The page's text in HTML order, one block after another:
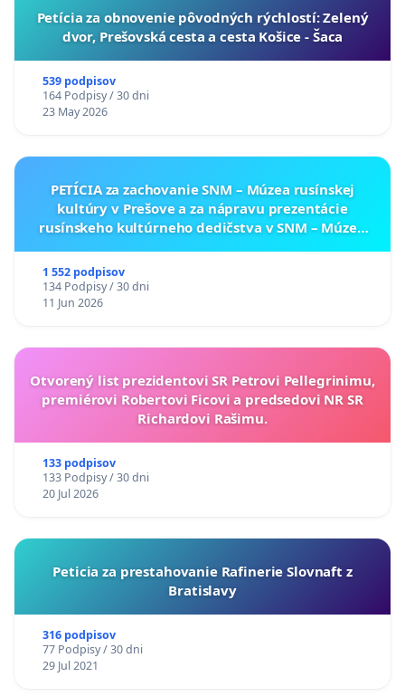
​Petícia za obnovenie pôvodných rýchlostí: Zelený
dvor, Prešovská cesta a cesta Košice - Šaca
539 podpisov
164 Podpisy / 30 dni
23 May 2026
PETÍCIA za zachovanie SNM – Múzea rusínskej
kultúry v Prešove a za nápravu prezentácie
rusínskeho kultúrneho dedičstva v SNM – Múzeu
1 552 podpisov
134 Podpisy / 30 dni
11 Jun 2026
Otvorený list prezidentovi SR Petrovi Pellegrinimu,
premiérovi Robertovi Ficovi a predsedovi NR SR
Richardovi Rašimu.
133 podpisov
133 Podpisy / 30 dni
20 Jul 2026
Peticia za prestahovanie Rafinerie Slovnaft z
Bratislavy
316 podpisov
77 Podpisy / 30 dni
29 Jul 2021